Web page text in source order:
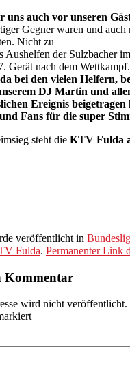
uns auch vor unseren
Gegner waren und auch
Nicht zu
Aushelfen der Sulzbacher
Gerät nach dem Wettkampf.
bei den vielen Helfern,
DJ Martin und
Ereignis beigetragen
Fans für die super
steht die KTV Fulda
veröffentlicht in
Fulda. Permanenter Link
Kommentar
wird nicht veröffentlicht.